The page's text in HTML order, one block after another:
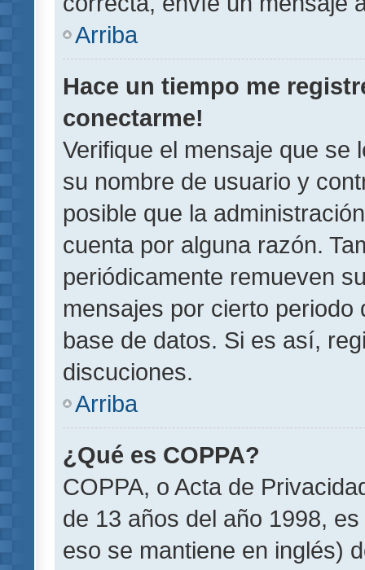
Arriba
Hace un tiempo me
conectarme!
Verifique el mensaje que se
su nombre de usuario y
posible que la
cuenta por alguna razón.
periódicamente remueven
mensajes por cierto
base de datos. Si es así,
discuciones.
Arriba
¿Qué es COPPA?
COPPA, o Acta de
de 13 años del año 1998,
eso se mantiene en inglés)